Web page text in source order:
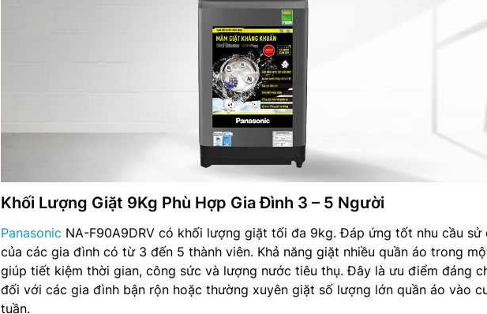
Khối Lượng Giặt 9Kg Phù Hợp Gia Đình 3 – 5 Người
Panasonic NA-F90A9DRV có khối lượng giặt tối đa 9kg. Đáp ứng tốt nhu cầu sử
của các gia đình có từ 3 đến 5 thành viên. Khả năng giặt nhiều quần áo trong
giúp tiết kiệm thời gian, công sức và lượng nước tiêu thụ. Đây là ưu điểm đáng
đối với các gia đình bận rộn hoặc thường xuyên giặt số lượng lớn quần áo vào
tuần.